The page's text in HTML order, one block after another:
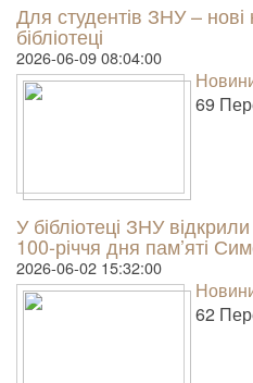
Для студентів ЗНУ – нові
бібліотеці
2026-06-09 08:04:00
69
У бібліотеці ЗНУ
100-річчя дня пам’яті
2026-06-02 15:32:00
62